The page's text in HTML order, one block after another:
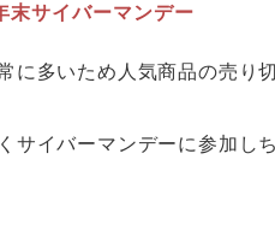
末サイバーマンデー
に多いため人気商品の売り
サイバーマンデーに参加し